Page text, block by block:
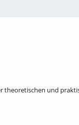
theoretischen und